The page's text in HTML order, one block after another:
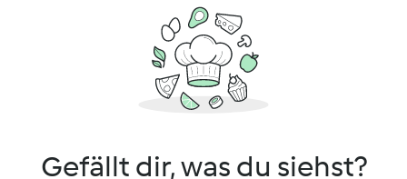
Gefällt dir, was du siehst?